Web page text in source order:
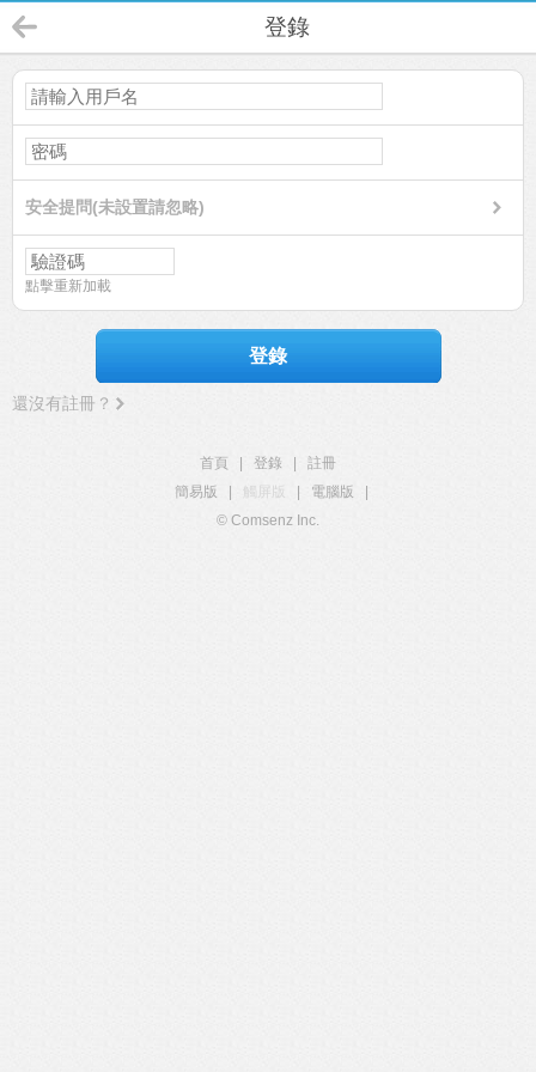
登錄
安全提問(未設置請忽略)
點擊重新加載
登錄
還沒有註冊？
首頁 登錄
註冊
簡易版
觸屏版 電腦版
© Comsenz Inc.